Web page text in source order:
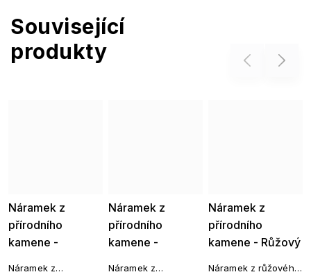
Související
produkty
Previous
Náramek z
přírodního
kamene -
Náramek z
Náramek z
přírodního
kamene -
Náramek z
Náramek z
přírodního
kamene - Růžový
Náramek z růžového
Next